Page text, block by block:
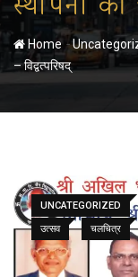
Home-
– विद्वत्परिषद्
UNCATEGORIZED
उत्सव
चलचित्र